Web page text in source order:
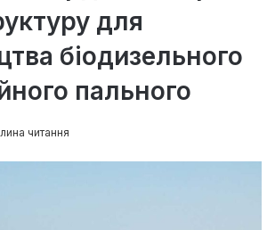
для
біодизельного
пального
читання